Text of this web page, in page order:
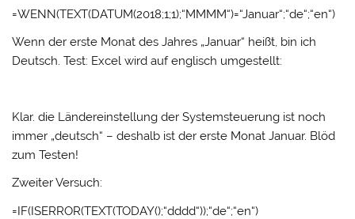
=WENN(TEXT(DATUM(2018;1;1);“MMMM“)=“Januar“;“de“;“en“)
Wenn der erste Monat des Jahres „Januar“ heißt, bin ich
Deutsch. Test: Excel wird auf englisch umgestellt:
Klar. die Ländereinstellung der Systemsteuerung ist noch
immer „deutsch“ – deshalb ist der erste Monat Januar. Blöd
zum Testen!
Zweiter Versuch:
=IF(ISERROR(TEXT(TODAY();“dddd“));“de“;“en“)